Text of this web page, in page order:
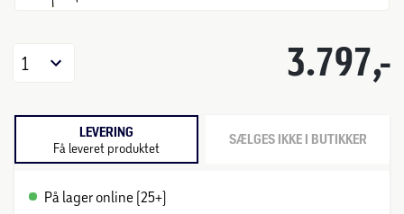
3.797,-
1
LEVERING
Få leveret produktet SÆLGES IKKE I BUTIKKER
På lager online (25+)